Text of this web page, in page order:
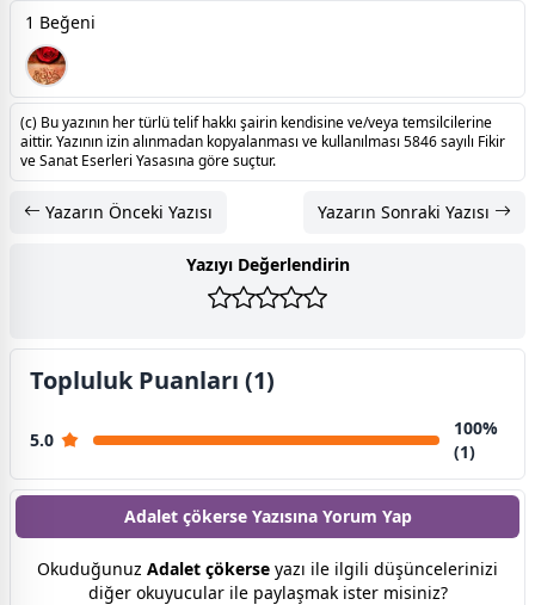
1 Beğeni
(c) Bu yazının her türlü telif hakkı şairin kendisine ve/veya temsilcilerine
aittir. Yazının izin alınmadan kopyalanması ve kullanılması 5846 sayılı Fikir
ve Sanat Eserleri Yasasına göre suçtur.
Yazarın Önceki Yazısı Yazarın Sonraki Yazısı
Yazıyı Değerlendirin
Topluluk Puanları (1)
5.0
100%
(1)
Adalet çökerse Yazısına Yorum Yap
Okuduğunuz Adalet çökerse yazı ile ilgili düşüncelerinizi
diğer okuyucular ile paylaşmak ister misiniz?